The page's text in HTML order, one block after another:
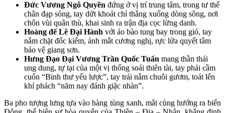
Đức Vương Ngô Quyền đứng ở vị trí trung tâm, trong tư thế
chân đạp sóng, tay dứt khoát chỉ thẳng xuống dòng sông, nơi
chôn vùi quân thù, khai sinh ra trận địa cọc lừng danh.
Hoàng đế Lê Đại Hành với áo bào tung bay trong gió, tay
nắm chặt đốc kiếm, ánh mắt cương nghị, rực lửa quyết tâm
bảo vệ giang sơn.
Hưng Đạo Đại Vương Trần Quốc Tuấn mang thần thái
ung dung, tự tại của một vị thống soái thiên tài, tay phải cầm
cuốn “Binh thư yếu lược”, tay trái nắm chuôi gươm, toát lên
khí phách “năm nay đánh giặc nhàn”.
Ba pho tượng lưng tựa vào hàng tùng xanh, mắt cùng hướng ra biển